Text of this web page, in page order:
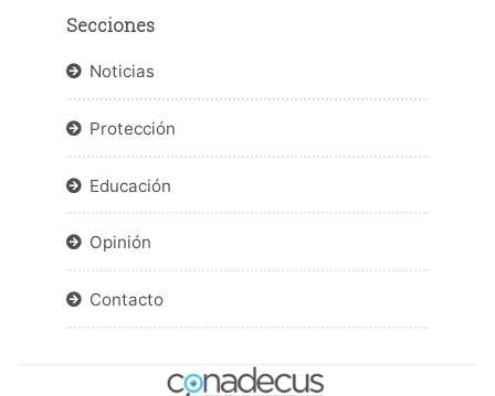
Secciones
Noticias
Protección
Educación
Opinión
Contacto